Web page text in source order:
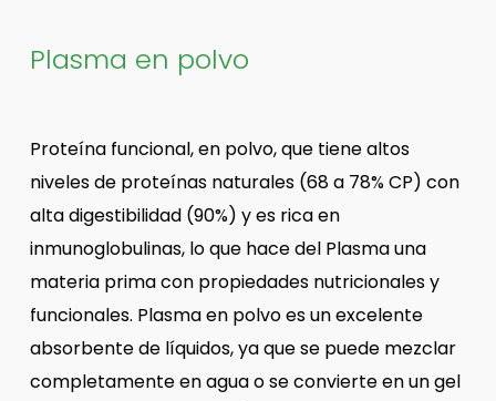
Plasma en polvo
Proteína funcional, en polvo, que tiene altos
niveles de proteínas naturales (68 a 78% CP) con
alta digestibilidad (90%) y es rica en
inmunoglobulinas, lo que hace del Plasma una
materia prima con propiedades nutricionales y
funcionales. Plasma en polvo es un excelente
absorbente de líquidos, ya que se puede mezclar
completamente en agua o se convierte en un gel